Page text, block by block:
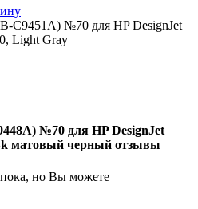
C9451A) №70 для HP DesignJet
Light Gray
№70 для HP DesignJet
матовый черный отзывы
пока, но Вы можете